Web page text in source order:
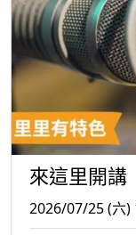
來這里開講
2026/07/25 (六)